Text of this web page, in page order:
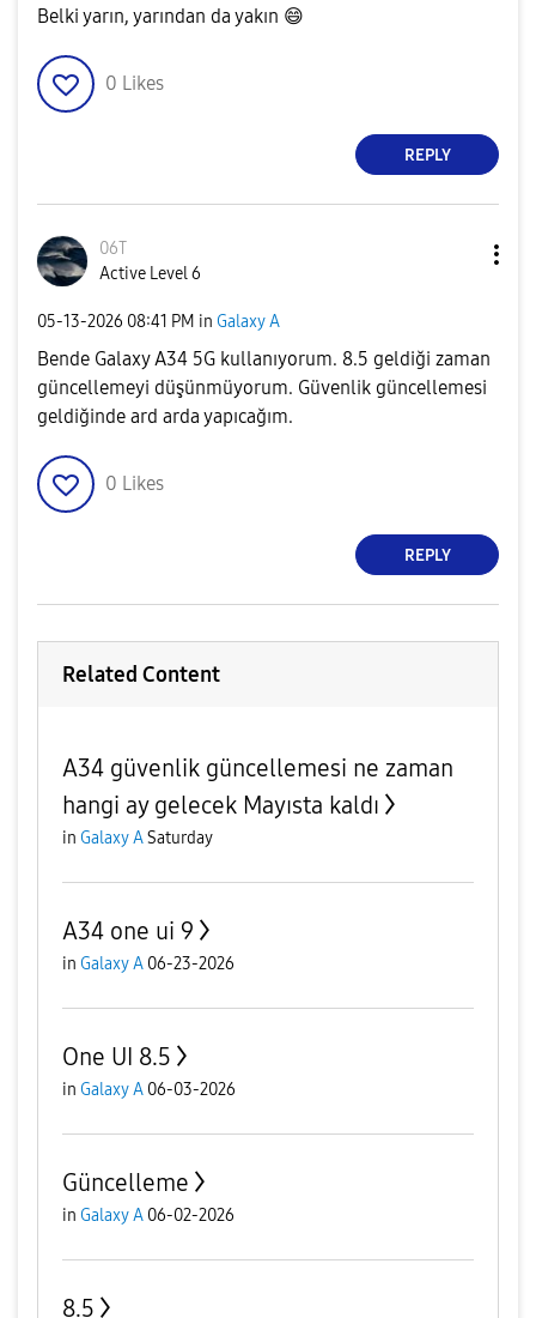
Belki yarın, yarından da yakın 😄
0 Likes
REPLY
06T
Active Level 6
‎05-13-2026 08:41 PM in Galaxy A
Bende Galaxy A34 5G kullanıyorum. 8.5 geldiği zaman
güncellemeyi düşünmüyorum. Güvenlik güncellemesi
geldiğinde ard arda yapıcağım.
0 Likes
REPLY
Related Content
A34 güvenlik güncellemesi ne zaman
hangi ay gelecek Mayısta kaldı
in Galaxy ASaturday
A34 one ui 9
in Galaxy A 06-23-2026
One UI 8.5
in Galaxy A 06-03-2026
Güncelleme
in Galaxy A 06-02-2026
8.5